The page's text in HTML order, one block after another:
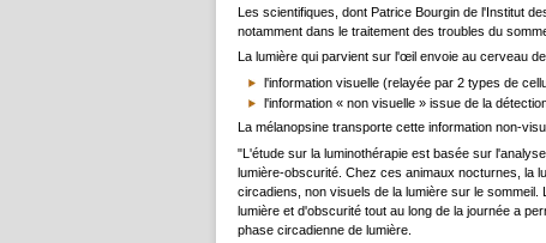
Les scientifiques, dont Patrice Bourgin de l'Institut
notamment dans le traitement des troubles du
La lumière qui parvient sur l'œil envoie au cerveau
l'information visuelle (relayée par 2 types de
l'information « non visuelle » issue de la
La mélanopsine transporte cette information non-
"L'étude sur la luminothérapie est basée sur
lumière-obscurité. Chez ces animaux nocturnes, la
circadiens, non visuels de la lumière sur le
lumière et d'obscurité tout au long de la journée a
phase circadienne de lumière.